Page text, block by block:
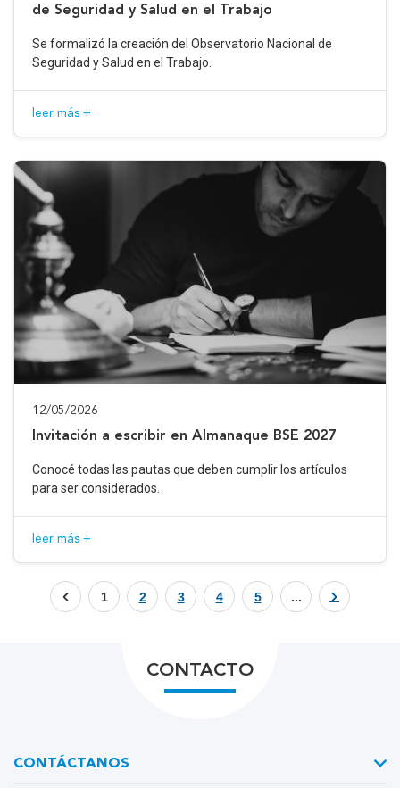
de Seguridad y Salud en el Trabajo
Se formalizó la creación del Observatorio Nacional de
Seguridad y Salud en el Trabajo.
leer más +
12/05/2026
Invitación a escribir en Almanaque BSE 2027
Conocé todas las pautas que deben cumplir los artículos
para ser considerados.
leer más +
1 2 3 4 5 ...
CONTACTO
CONTÁCTANOS